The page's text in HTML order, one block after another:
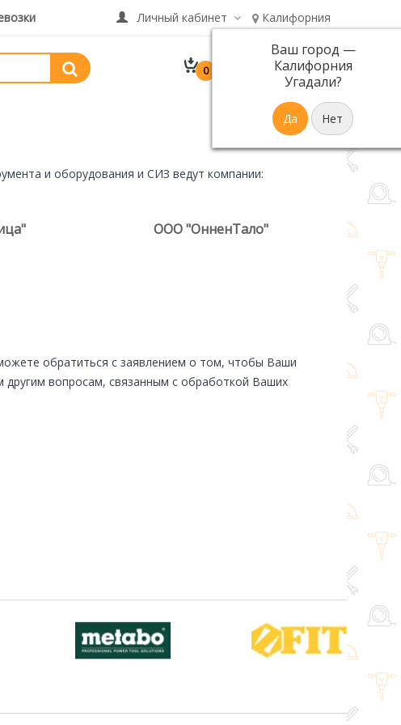
Личный кабинет Калифорния
Ваш город —
Калифорния
Угадали?
0
В корзине 0 товар(ов)
на сумму 0 р.
и оборудования и СИЗ ведут компании:
ООО "ОнненТало"
обратиться с заявлением о том, чтобы Ваши
вопросам, связанным с обработкой Ваших